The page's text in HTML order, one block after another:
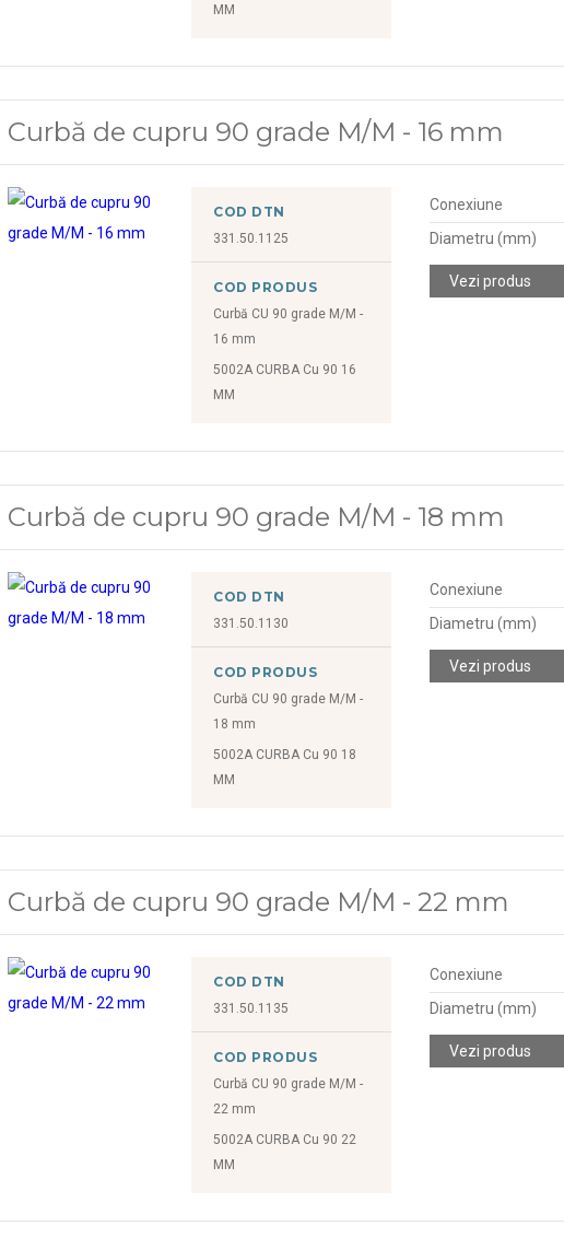
MM
Curbă de cupru 90 grade M/M - 16 mm
COD DTN
331.50.1125
COD PRODUS
Curbă CU 90 grade M/M -
16 mm
5002A CURBA Cu 90 16
MM
Conexiune
Diametru (mm)
Vezi produs
Curbă de cupru 90 grade M/M - 18 mm
COD DTN
331.50.1130
COD PRODUS
Curbă CU 90 grade M/M -
18 mm
5002A CURBA Cu 90 18
MM
Conexiune
Diametru (mm)
Vezi produs
Curbă de cupru 90 grade M/M - 22 mm
COD DTN
331.50.1135
COD PRODUS
Curbă CU 90 grade M/M -
22 mm
5002A CURBA Cu 90 22
MM
Conexiune
Diametru (mm)
Vezi produs